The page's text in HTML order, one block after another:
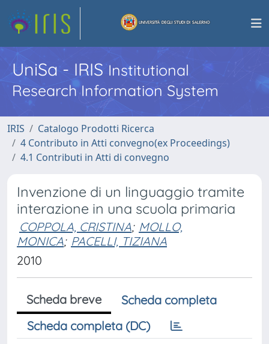
UniSa - IRISInstitutional
Research Information System
IRIS
Catalogo Prodotti Ricerca
4 Contributo in Atti convegno(ex Proceedings)
4.1 Contributi in Atti di convegno
Invenzione di un linguaggio tramite
interazione in una scuola primaria
COPPOLA, CRISTINA; MOLLO,
MONICA; PACELLI, TIZIANA
2010
Scheda breve
Scheda completa
Scheda completa (DC)